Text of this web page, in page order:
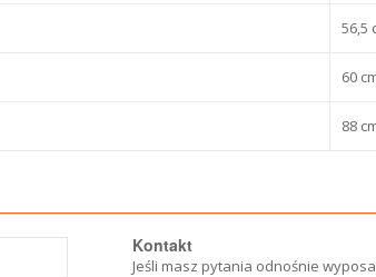
56,5
60
88
Kontakt
Jeśli masz pytania odnośnie